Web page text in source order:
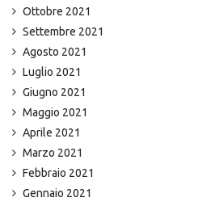
Ottobre 2021
Settembre 2021
Agosto 2021
Luglio 2021
Giugno 2021
Maggio 2021
Aprile 2021
Marzo 2021
Febbraio 2021
Gennaio 2021